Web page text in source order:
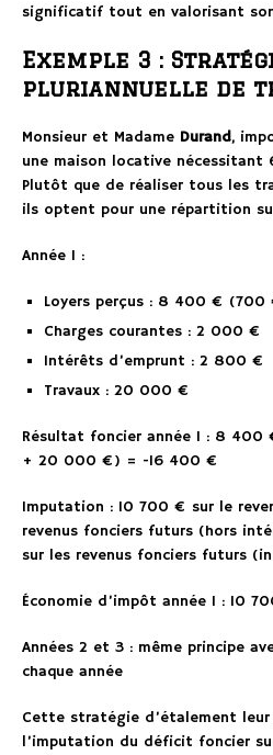
significatif tout en valorisant
Exemple 3 :
pluriannuelle de
Monsieur et Madame Durand,
une maison locative
Plutôt que de réaliser tous les
ils optent pour une répartition
Année 1 :
Loyers perçus : 8 400 € (700
Charges courantes : 2 000 €
Intérêts d’emprunt : 2 800 €
Travaux : 20 000 €
Résultat foncier année 1 : 8
+ 20 000 €) = -16 400 €
Imputation : 10 700 € sur le
revenus fonciers futurs (hors
sur les revenus fonciers futurs
Économie d’impôt année 1 : 10
Années 2 et 3 : même principe
chaque année
Cette stratégie d’étalement
l’imputation du déficit foncier